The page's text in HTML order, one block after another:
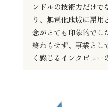
ンドルの技術力だけ
り、無電化地域に雇
念がとても印象的でし
終わらせず、事業とし
く感じるインタビュー